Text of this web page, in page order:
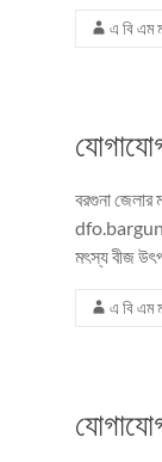
এ বি এম
বরগুনা
মৎস্য বীজ
এ বি এম